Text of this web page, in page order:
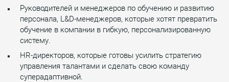
Руководителей и менеджеров по обучению и развитию
персонала, L&D-менеджеров, которые хотят превратить
обучение в компании в гибкую, персонализированную
систему.
HR-директоров, которые готовы усилить стратегию
управления талантами и сделать свою команду
суперадаптивной.